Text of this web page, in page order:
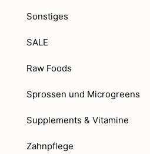
Sonstiges
SALE
Raw Foods
Sprossen und Microgreens
Supplements & Vitamine
Zahnpflege